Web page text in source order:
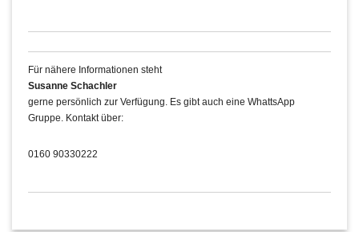
Für nähere Informationen steht
Susanne Schachler
gerne persönlich zur Verfügung. Es gibt auch eine WhattsApp
Gruppe. Kontakt über:
0160 90330222